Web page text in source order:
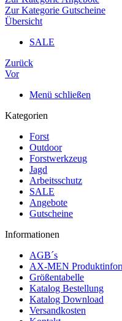
Zur Kategorie Gutscheine
Übersicht
SALE
Zurück
Vor
Menü schließen
Kategorien
Forst
Outdoor
Forstwerkzeug
Jagd
Arbeitsschutz
SALE
Angebote
Gutscheine
Informationen
AGB´s
AX-MEN
Größentabelle
Katalog Bestellung
Katalog Download
Versandkosten